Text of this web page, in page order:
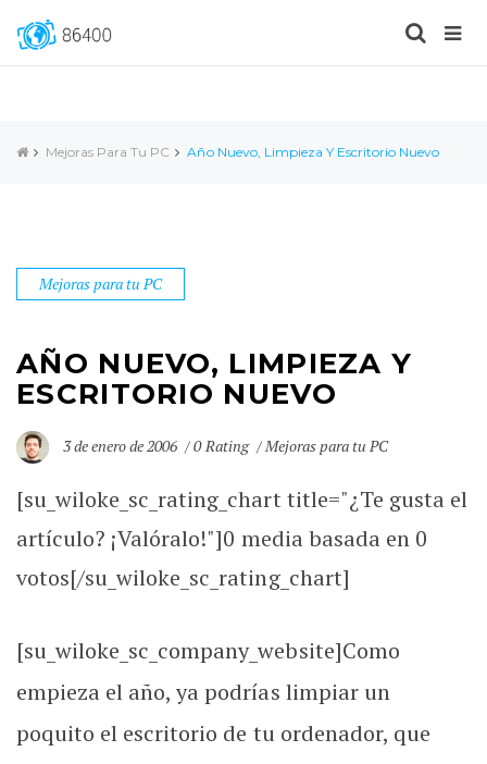
Mejoras Para Tu PC Año Nuevo, Limpieza Y Escritorio Nuevo
Mejoras para tu PC
AÑO NUEVO, LIMPIEZA Y
ESCRITORIO NUEVO
3 de enero de 2006 0 Rating Mejoras para tu PC
[su_wiloke_sc_rating_chart title="¿Te gusta el
artículo? ¡Valóralo!"]0 media basada en 0
votos[/su_wiloke_sc_rating_chart]
[su_wiloke_sc_company_website]Como
empieza el año, ya podrías limpiar un
poquito el escritorio de tu ordenador, que